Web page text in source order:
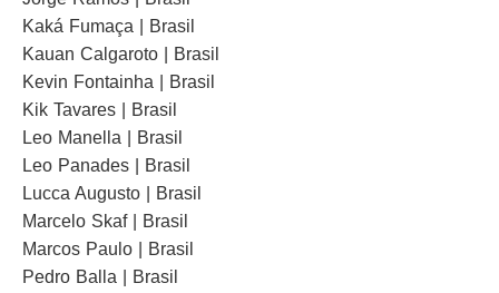
Kaká Fumaça | Brasil
Kauan Calgaroto | Brasil
Kevin Fontainha | Brasil
Kik Tavares | Brasil
Leo Manella | Brasil
Leo Panades | Brasil
Lucca Augusto | Brasil
Marcelo Skaf | Brasil
Marcos Paulo | Brasil
Pedro Balla | Brasil